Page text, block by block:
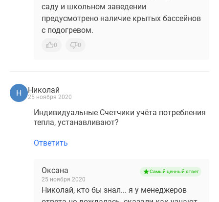
саду и школьном заведении
предусмотрено наличие крытых бассейнов
с подогревом.
0 0
Н Николай
25 ноября 2020
Индивидуальные Счетчики учёта потребления
тепла, устанавливают?
Ответить
Оксана
25 ноября 2020
Самый ценный ответ
Николай, кто бы знал... я у менеджеров